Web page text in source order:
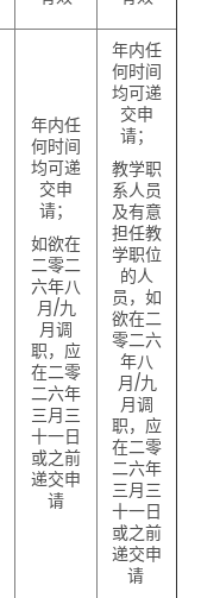
年内任
何时间
均可递
交申
请；
如欲在
二零二
六年八
月/九
月调
职，应
在二零
二六年
三月三
十一日
或之前
递交申
请
年内任
何时间
均可递
交申
请；
教学职
系人员
及有意
担任教
学职位
的人
员，如
欲在二
零二六
年八
月/九
月调
职，应
在二零
二六年
三月三
十一日
或之前
递交申
请